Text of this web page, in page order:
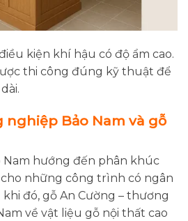
kiện khí hậu có độ ẩm cao.
thi công đúng kỹ thuật để
nghiệp Bảo Nam và gỗ
Nam hướng đến phân khúc
những công trình có ngân
đó, gỗ An Cường – thương
về vật liệu gỗ nội thất cao